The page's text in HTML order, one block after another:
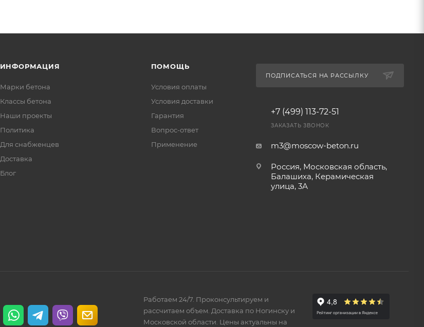
ИНФОРМАЦИЯ
Марки бетона
Классы бетона
Наши проекты
Политика
Для снабженцев
Доставка
Блог
ПОМОЩЬ
Условия оплаты
Условия доставки
Гарантия
Вопрос-ответ
Применение
ПОДПИСАТЬСЯ НА РАССЫЛКУ
+7 (499) 113-72-51
ЗАКАЗАТЬ ЗВОНОК
m3@moscow-beton.ru
Россия, Московская область,
Балашиха, Керамическая
улица, 3А
Работаем 24/7. Проконсультируем и
рассчитаем объем. Доставка по Ногинску и
Московской области. Цены актуальны на